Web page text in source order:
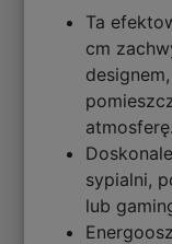
Ta
cm
atmosferę.
sypialni,
lub